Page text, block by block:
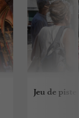
Jeu de piste